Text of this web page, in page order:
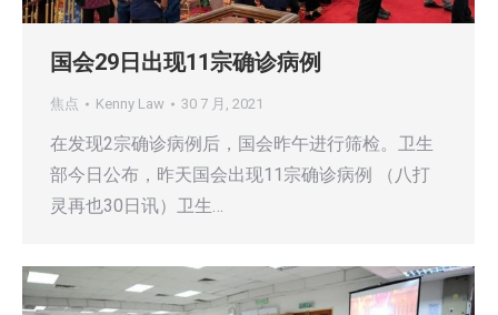
国会29日出现11宗确诊病例
焦点 Kenny Law 30 7 月, 2021
在发现2宗确诊病例后，国会昨午进行筛检。卫生
部今日公布，昨天国会出现11宗确诊病例 （八打
灵再也30日讯）卫生…